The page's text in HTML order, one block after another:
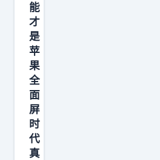
其
父
亲
和
儿
子
长
期
使
能
才
是
苹
果
全
面
屏
时
代
真